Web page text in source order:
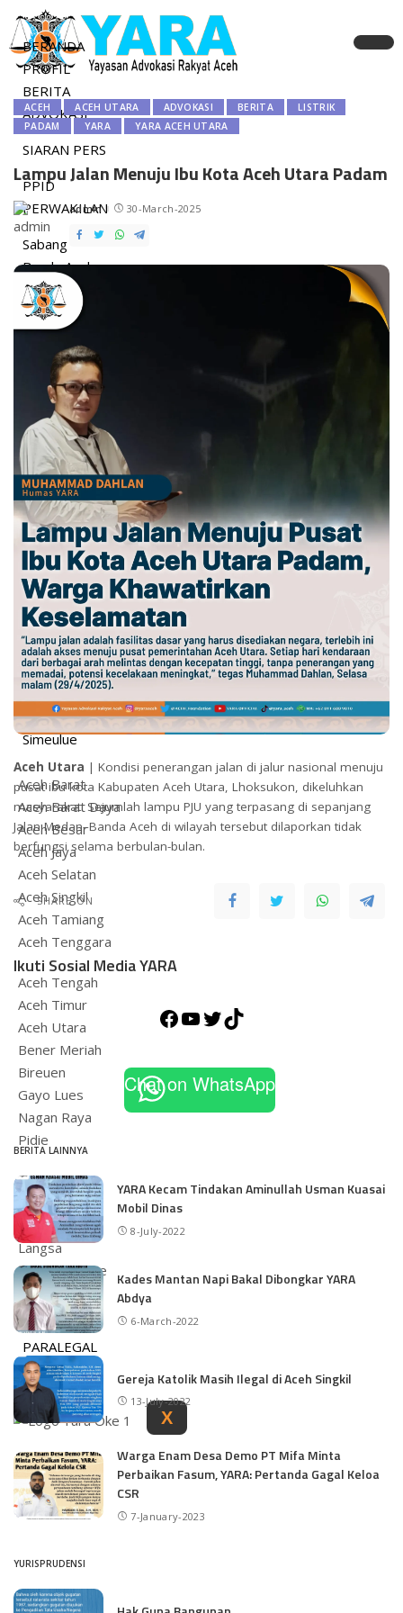
BERANDA
PROFIL
BERITA
ADVOKASI
SIARAN PERS
PPID
PERWAKILAN
Sabang
Banda Aceh
Aceh Besar
Pidie
Pidie Jaya
Bireuen
Aceh Utara
Lhokseumawe
Aceh Timur
Langsa
Aceh Tamiang
Aceh Jaya
Aceh Barat
Nagan Raya
Aceh Barat Daya
Aceh Selatan
Singkil
Subulussalam
Aceh Tengah
Bener Meriah
Gayo Lues
Aceh Tenggara
Simeulue
Aceh Barat
Aceh Barat Daya
Aceh Besar
Aceh Jaya
Aceh Selatan
Aceh Singkil
Aceh Tamiang
Aceh Tenggara
Aceh Tengah
Aceh Timur
Aceh Utara
Bener Meriah
Bireuen
Gayo Lues
Nagan Raya
Pidie
Pidie Jaya
Simeulue
Banda Aceh
Langsa
Lhokseumawe
Sabang
Subulussalam
PARALEGAL
GALERI
X
ACEH ACEH UTARA ADVOKASI BERITA
LISTRIK
PADAM
YARA YARA ACEH UTARA
Lampu Jalan Menuju Ibu Kota Aceh Utara Padam
admin 30-March-2025
Aceh Utara | Kondisi penerangan jalan di jalur nasional menuju
pusat ibu kota Kabupaten Aceh Utara, Lhoksukon, dikeluhkan
masyarakat. Sejumlah lampu PJU yang terpasang di sepanjang
Jalan Medan–Banda Aceh di wilayah tersebut dilaporkan tidak
berfungsi selama berbulan-bulan.
SHARE ON
Ikuti Sosial Media YARA
Chat on WhatsApp
BERITA LAINNYA
YARA Kecam Tindakan Aminullah Usman Kuasai
Mobil Dinas
8-July-2022
Kades Mantan Napi Bakal Dibongkar YARA
Abdya
6-March-2022
Gereja Katolik Masih Ilegal di Aceh Singkil
13-July-2022
Warga Enam Desa Demo PT Mifa Minta
Perbaikan Fasum, YARA: Pertanda Gagal Keloa
CSR
7-January-2023
YURISPRUDENSI